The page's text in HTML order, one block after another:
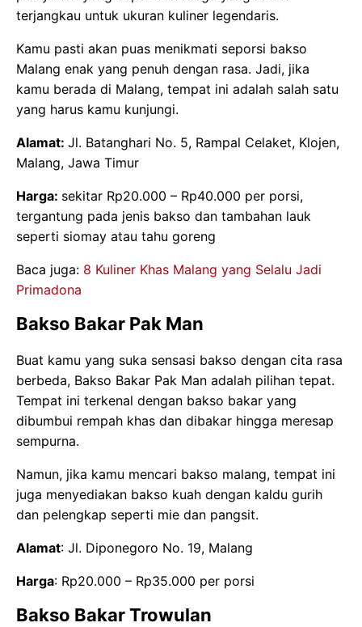
terjangkau untuk ukuran kuliner legendaris.
Kamu pasti akan puas menikmati seporsi bakso
Malang enak yang penuh dengan rasa. Jadi, jika
kamu berada di Malang, tempat ini adalah salah satu
yang harus kamu kunjungi.
Alamat: Jl. Batanghari No. 5, Rampal Celaket, Klojen,
Malang, Jawa Timur
Harga: sekitar Rp20.000 – Rp40.000 per porsi,
tergantung pada jenis bakso dan tambahan lauk
seperti siomay atau tahu goreng
Baca juga: 8 Kuliner Khas Malang yang Selalu Jadi
Primadona
Bakso Bakar Pak Man
Buat kamu yang suka sensasi bakso dengan cita rasa
berbeda, Bakso Bakar Pak Man adalah pilihan tepat.
Tempat ini terkenal dengan bakso bakar yang
dibumbui rempah khas dan dibakar hingga meresap
sempurna.
Namun, jika kamu mencari bakso malang, tempat ini
juga menyediakan bakso kuah dengan kaldu gurih
dan pelengkap seperti mie dan pangsit.
Alamat: Jl. Diponegoro No. 19, Malang
Harga: Rp20.000 – Rp35.000 per porsi
Bakso Bakar Trowulan